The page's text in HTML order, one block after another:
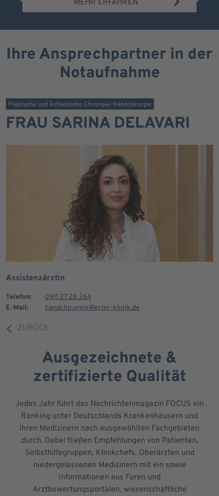
MEHR ERFAHREN
Ihre Ansprechpartner in der
Notaufnahme
Plastische und Ästhetische Chirurgie/ Handchirurgie
FRAU SARINA DELAVARI
Assistenzärztin
Telefon:
0911 27 28 264
E-Mail:
handchirurgie@erler-klinik.de
ZURÜCK
Ausgezeichnete &
zertifizierte Qualität
Jedes Jahr führt das Nachrichtenmagazin FOCUS ein
Ranking unter Deutschlands Krankenhäusern und
ihren Medizinern nach ausgewählten Fachgebieten
durch. Dabei fließen Empfehlungen von Patienten,
Selbsthilfegruppen, Klinikchefs, Oberärzten und
niedergelassenen Medizinern mit ein sowie
Informationen aus Foren und
Arztbewertungsportalen, wissenschaftliche